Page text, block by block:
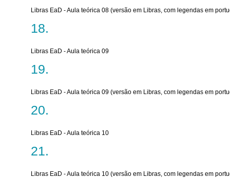
Libras EaD - Aula teórica 08 (versão em Libras, com legendas em
Libras EaD - Aula teórica 09
Libras EaD - Aula teórica 09 (versão em Libras, com legendas em
Libras EaD - Aula teórica 10
Libras EaD - Aula teórica 10 (versão em Libras, com legendas em